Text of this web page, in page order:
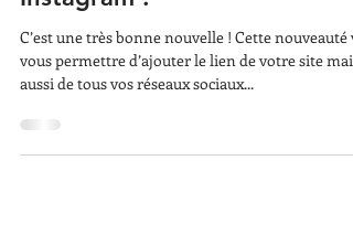
désormais ajouter plusieurs
liens dans votre biographie
Instagram !
C’est une très bonne nouvelle ! Cette nouveauté